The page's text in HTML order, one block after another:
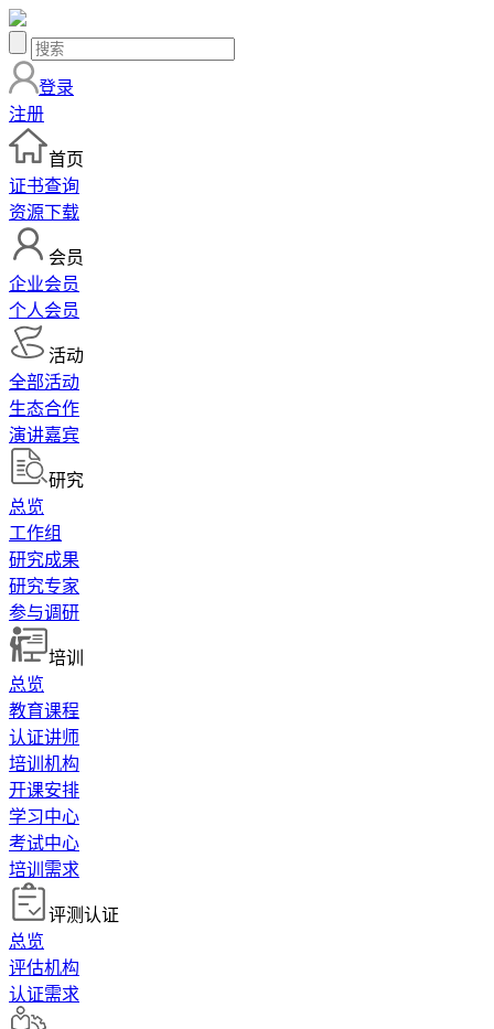
登录
注册
首页
证书查询
资源下载
会员
企业会员
个人会员
活动
全部活动
生态合作
演讲嘉宾
研究
总览
工作组
研究成果
研究专家
参与调研
培训
总览
教育课程
认证讲师
培训机构
开课安排
学习中心
考试中心
培训需求
评测认证
总览
评估机构
认证需求